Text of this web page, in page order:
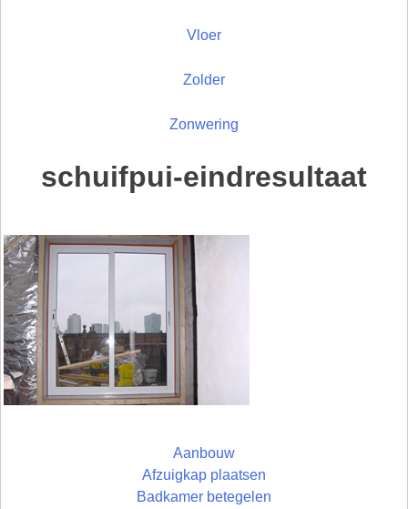
Vloer
Zolder
Zonwering
schuifpui-eindresultaat
Aanbouw
Afzuigkap plaatsen
Badkamer betegelen